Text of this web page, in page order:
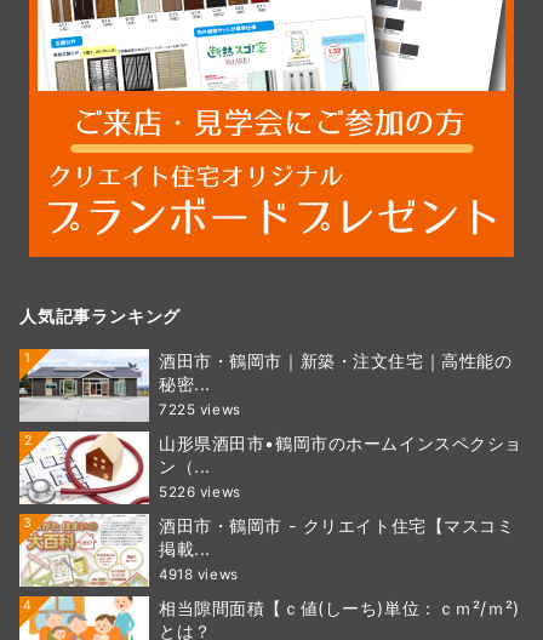
人気記事ランキング
1
酒田市・鶴岡市｜新築・注文住宅｜高性能の
秘密...
7225 views
2
山形県酒田市•鶴岡市のホームインスペクショ
ン（...
5226 views
3
酒田市・鶴岡市 - クリエイト住宅【マスコミ
掲載...
4918 views
4
相当隙間面積【ｃ値(しーち)単位：ｃｍ²/ｍ²)
とは？